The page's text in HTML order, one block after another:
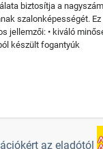
biztosítja a
szalonképességét.
jellemzői: • kiváló
készült fogantyúk
az eladótól